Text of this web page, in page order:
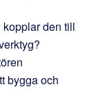
kopplar den till
bygga och